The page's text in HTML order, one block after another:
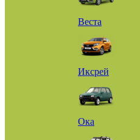
Веста
Иксрей
Ока